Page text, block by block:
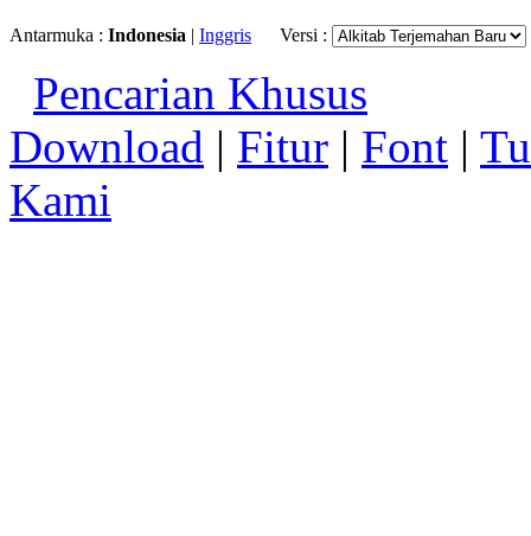
Antarmuka : Indonesia | Inggris Versi :
Pencarian Khusus
Download | Fitur | Font |
Kami